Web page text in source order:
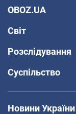
OBOZ.UA
Світ
Розслідування
Суспільство
Новини України